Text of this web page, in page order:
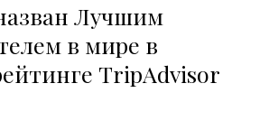
Лучшим
в мире в
TripAdvisor